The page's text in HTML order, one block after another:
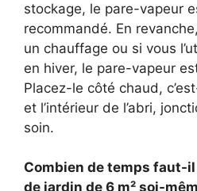
stockage, le pare-vapeur
recommandé. En
un chauffage ou si vous
en hiver, le pare-vapeur
Placez-le côté chaud,
et l’intérieur de l’abri,
soin.
Combien de temps faut-
de jardin de 6 m² soi-